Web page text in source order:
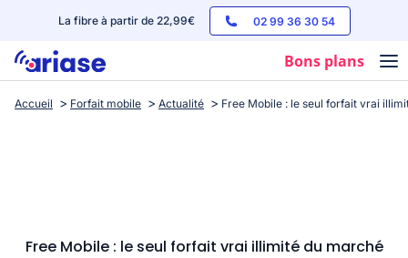
La fibre à partir de 22,99€ 02 99 36 30 54
Bons plans
Box internet
Streaming
Accueil Forfait mobile Actualité Free Mobile : le seul forfait vrai
Free Mobile : le seul forfait vrai illimité du marché